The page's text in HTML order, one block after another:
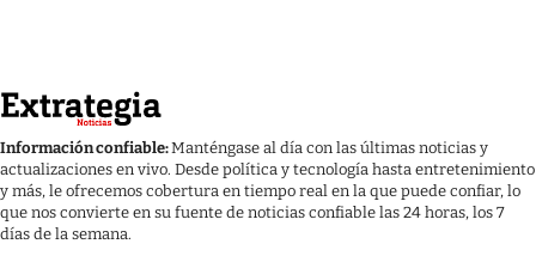
Información confiable:Manténgase al día con las últimas noticias y
actualizaciones en vivo. Desde política y tecnología hasta entretenimiento
y más, le ofrecemos cobertura en tiempo real en la que puede confiar, lo
que nos convierte en su fuente de noticias confiable las 24 horas, los 7
días de la semana.